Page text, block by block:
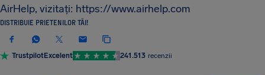
AirHelp, vizitați: https://www.airhelp.com
DISTRIBUIE PRIETENILOR TĂI!
TrustpilotExcelent 241.513 recenzii